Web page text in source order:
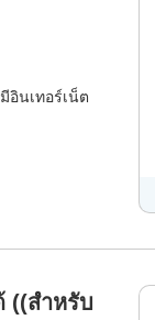
อินเทอร์เน็ต
((สำหรับ